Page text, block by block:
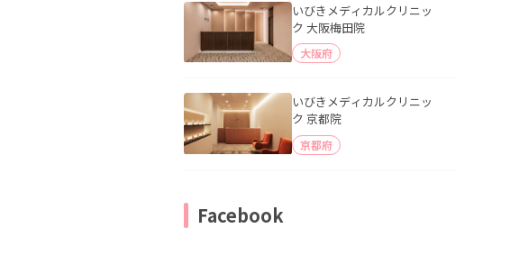
いびきメディカルクリニッ
ク 大阪梅田院
大阪府
いびきメディカルクリニッ
ク 京都院
京都府
Facebook